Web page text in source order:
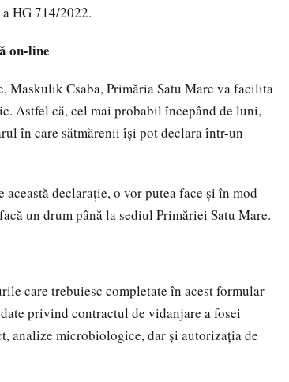
HG 714/2022.
on-line
Csaba, Primăria Satu Mare va facilita
Astfel că, cel mai probabil începând de luni,
în care sătmărenii își pot declara într-un
declarație, o vor putea face și în mod
un drum până la sediul Primăriei Satu Mare.
care trebuiesc completate în acest formular
privind contractul de vidanjare a fosei
analize microbiologice, dar și autorizația de